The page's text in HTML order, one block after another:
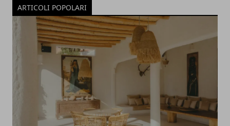
ARTICOLI POPOLARI